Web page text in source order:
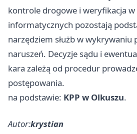
kontrole drogowe i weryfikacja w
informatycznych pozostają
narzędziem służb w wykrywaniu
naruszeń. Decyzje sądu i
kara zależą od procedur
postępowania.
na podstawie: KPP w Olkuszu.
Autor:krystian